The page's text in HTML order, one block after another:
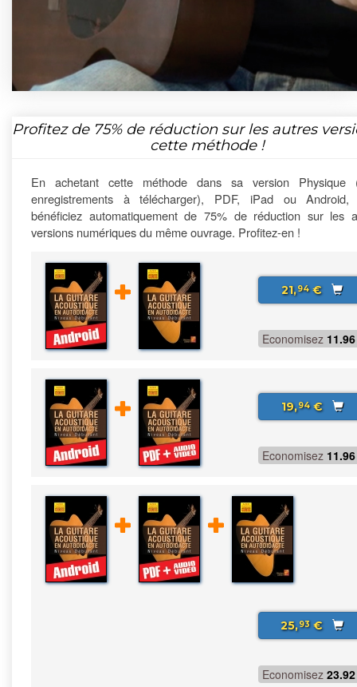
Profitez de 75%de réduction sur les autres
cette méthode !
En achetant cette méthode dans sa version Physique
enregistrements à télécharger), PDF, iPad ou Android,
bénéficiez automatiquement de 75% de réduction sur les
versions numériques du même ouvrage. Profitez-en !
21,94€
Economisez 11.96
19,94€
Economisez 11.96
25,93€
Economisez 23.92